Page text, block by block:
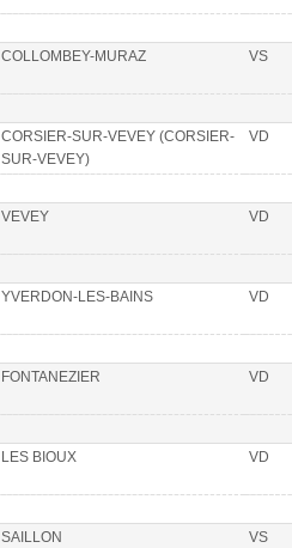
COLLOMBEY-MURAZ VS
CORSIER-SUR-VEVEY (CORSIER-
SUR-VEVEY)
VD
VEVEY VD
YVERDON-LES-BAINS VD
FONTANEZIER VD
LES BIOUX VD
SAILLON VS